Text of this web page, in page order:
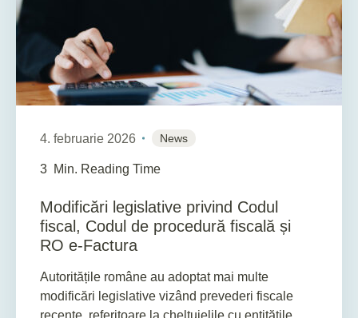
4. februarie 2026 News
3 Min. Reading Time
Modificări legislative privind Codul
fiscal, Codul de procedură fiscală și
RO e-Factura
Autoritățile române au adoptat mai multe
modificări legislative vizând prevederi fiscale
recente, referitoare la cheltuielile cu entitățile